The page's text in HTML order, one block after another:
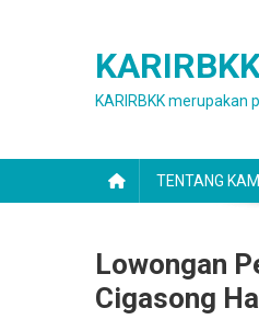
KARIRBKK
TENTANG
Lowongan
Cigasong